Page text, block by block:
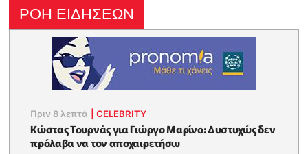
ΡΟΗ ΕΙΔΗΣΕΩΝ
Πριν 8 λεπτά |CELEBRITY
Κώστας Τουρνάς για Γιώργο Μαρίνο: Δυστυχώς δεν
πρόλαβα να τον αποχαιρετήσω